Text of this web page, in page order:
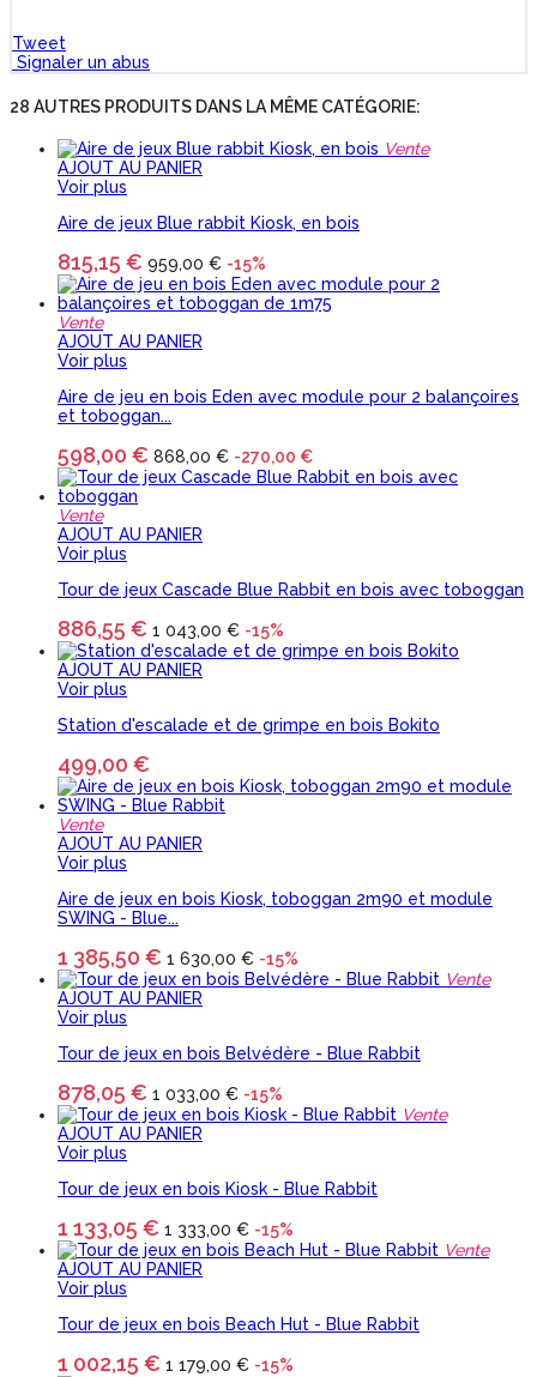
Tweet
Signaler un abus
28 AUTRES PRODUITS DANS LA MÊME CATÉGORIE:
Vente
AJOUT AU PANIER
Voir plus
Aire de jeux Blue rabbit Kiosk, en bois
815,15 € 959,00 € -15%
Vente
AJOUT AU PANIER
Voir plus
Aire de jeu en bois Eden avec module pour 2 balançoires
et toboggan...
598,00 € 868,00 € -270,00 €
Vente
AJOUT AU PANIER
Voir plus
Tour de jeux Cascade Blue Rabbit en bois avec toboggan
886,55 € 1 043,00 € -15%
AJOUT AU PANIER
Voir plus
Station d'escalade et de grimpe en bois Bokito
499,00 €
Vente
AJOUT AU PANIER
Voir plus
Aire de jeux en bois Kiosk, toboggan 2m90 et module
SWING - Blue...
1 385,50 € 1 630,00 € -15%
Vente
AJOUT AU PANIER
Voir plus
Tour de jeux en bois Belvédère - Blue Rabbit
878,05 € 1 033,00 € -15%
Vente
AJOUT AU PANIER
Voir plus
Tour de jeux en bois Kiosk - Blue Rabbit
1 133,05 € 1 333,00 € -15%
Vente
AJOUT AU PANIER
Voir plus
Tour de jeux en bois Beach Hut - Blue Rabbit
1 002,15 € 1 179,00 € -15%